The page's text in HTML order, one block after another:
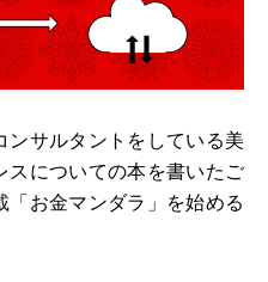
ンサルタントをしている美
スについての本を書いたご
お金マンダラ」を始める